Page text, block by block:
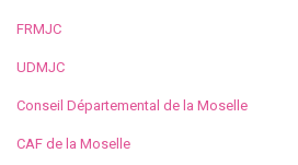
FRMJC
UDMJC
Conseil Départemental de la Moselle
CAF de la Moselle